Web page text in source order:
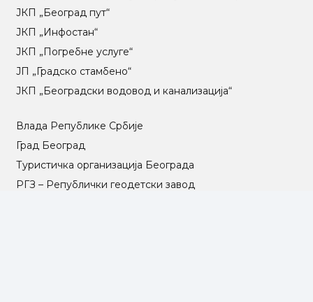
ЈКП „Београд пут“
ЈКП „Инфостан“
ЈКП „Погребне услуге“
ЈП „Градско стамбено“
ЈКП „Београдски водовод и канализација“
Влада Републике Србије
Град Београд
Туристичка организација Београда
РГЗ – Републички геодетски завод